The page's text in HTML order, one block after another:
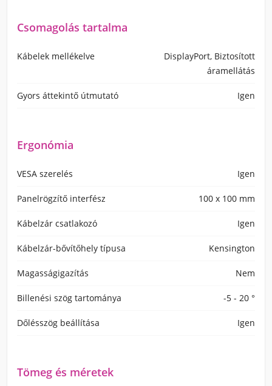
Csomagolás tartalma
Kábelek mellékelve
DisplayPort, Biztosított
áramellátás
Gyors áttekintő útmutató Igen
Ergonómia
VESA szerelés Igen
Panelrögzítő interfész 100 x 100 mm
Kábelzár csatlakozó Igen
Kábelzár-bővítőhely típusa Kensington
Magasságigazítás Nem
Billenési szög tartománya -5 - 20 °
Dőlésszög beállítása Igen
Tömeg és méretek